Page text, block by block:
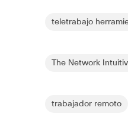
teletrabajo
The Network
trabajador remoto